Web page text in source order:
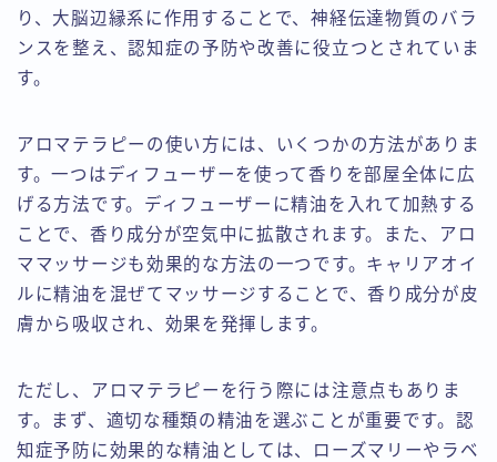
り、大脳辺縁系に作用することで、神経伝達物質のバラ
ンスを整え、認知症の予防や改善に役立つとされていま
す。
アロマテラピーの使い方には、いくつかの方法がありま
す。一つはディフューザーを使って香りを部屋全体に広
げる方法です。ディフューザーに精油を入れて加熱する
ことで、香り成分が空気中に拡散されます。また、アロ
ママッサージも効果的な方法の一つです。キャリアオイ
ルに精油を混ぜてマッサージすることで、香り成分が皮
膚から吸収され、効果を発揮します。
ただし、アロマテラピーを行う際には注意点もありま
す。まず、適切な種類の精油を選ぶことが重要です。認
知症予防に効果的な精油としては、ローズマリーやラベ